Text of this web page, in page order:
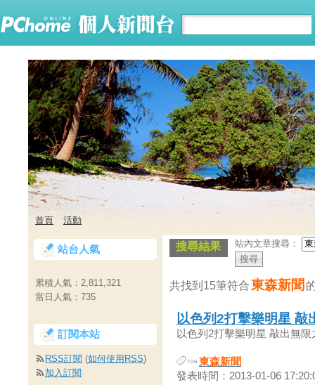
首頁 活動
搜尋結果 站內文章搜尋：
共找到15筆符合東森新聞
以色列2打擊樂明星 敲
以色列2打擊樂明星 敲出無限
東森新聞
發表時間：2013-01-06
站台人氣
累積人氣： 2,811,321
當日人氣： 735
訂閱本站
RSS訂閱 (如何使用RSS)
加入訂閱